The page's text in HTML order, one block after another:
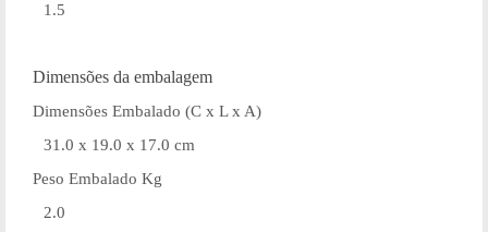
1.5
Dimensões da embalagem
Dimensões Embalado (C x L x A)
31.0 x 19.0 x 17.0 cm
Peso Embalado Kg
2.0